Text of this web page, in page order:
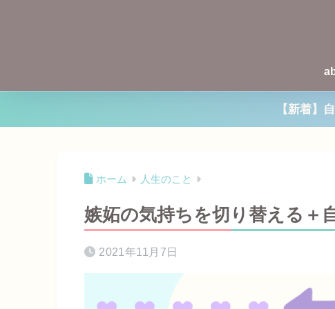
【新着】
ホーム 人生のこと
嫉妬の気持ちを切り替える＋
2021年11月7日